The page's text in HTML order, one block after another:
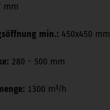
mm
min.: 450x450 mm
280 - 500 mm
1300 m³/h